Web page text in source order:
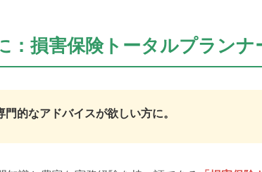
：損害保険トータルプランナ
的なアドバイスが欲しい方に。